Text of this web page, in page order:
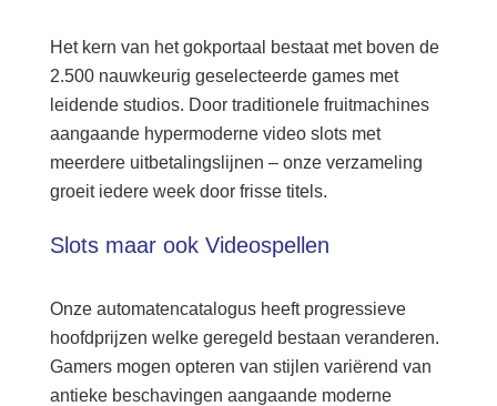
Het kern van het gokportaal bestaat met boven de
2.500 nauwkeurig geselecteerde games met
leidende studios. Door traditionele fruitmachines
aangaande hypermoderne video slots met
meerdere uitbetalingslijnen – onze verzameling
groeit iedere week door frisse titels.
Slots maar ook Videospellen
Onze automatencatalogus heeft progressieve
hoofdprijzen welke geregeld bestaan veranderen.
Gamers mogen opteren van stijlen variërend van
antieke beschavingen aangaande moderne